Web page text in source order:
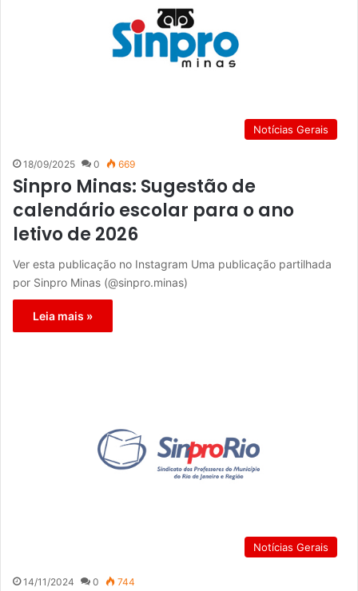
Notícias Gerais
18/09/2025 0 669
Sinpro Minas: Sugestão de
calendário escolar para o ano
letivo de 2026
Ver esta publicação no Instagram Uma publicação partilhada
por Sinpro Minas (@sinpro.minas)
Leia mais »
Notícias Gerais
14/11/2024 0 744